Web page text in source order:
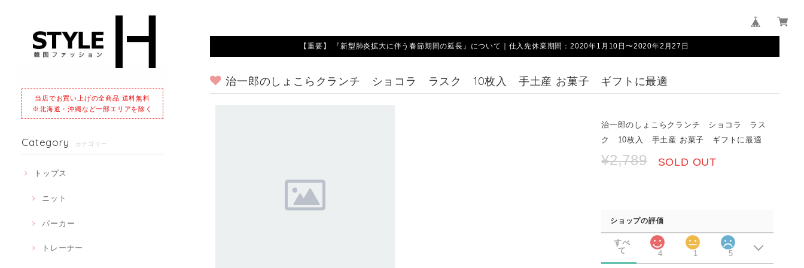
当店でお買い上げの全商品 送料無料
※北海道・沖縄など一部エリアを除く
Category カテゴリー
トップス
ニット
パーカー
トレーナー
【重要】 『新型肺炎拡大に伴う春節期間の延長』について｜仕入先休業期間：2020年1月10日〜2020年2月27日
治一郎のしょこらクランチ ショコラ ラスク 10枚入 手土産 お菓子 ギフトに最適
治一郎のしょこらクランチ ショコラ ラス
ク 10枚入 手土産 お菓子 ギフトに最適
¥2,789 SOLD OUT
ショップの評価
すべ
て
4 1 5